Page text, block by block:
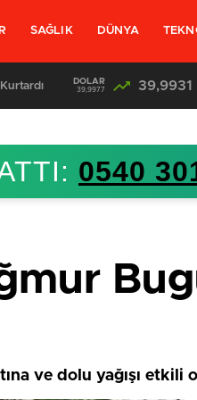
SAĞLIK DÜNYA
DOLAR
39,9977 39,9931
0540
ve dolu yağışı etkili